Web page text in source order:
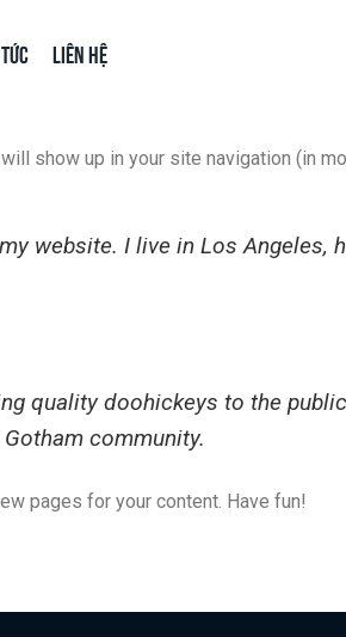
Liên hệ
show up in your site navigation (in
website. I live in Los Angeles,
quality doohickeys to the
community.
pages for your content. Have fun!